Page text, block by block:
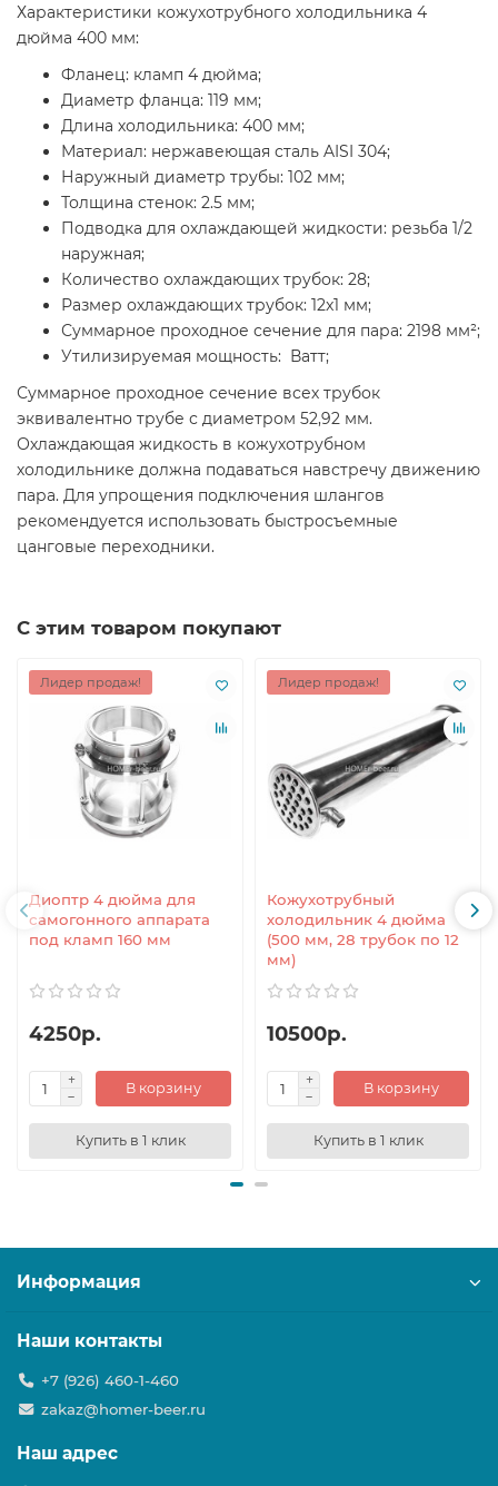
Характеристики кожухотрубного холодильника 4
дюйма 400 мм:
Фланец: кламп 4 дюйма;
Диаметр фланца: 119 мм;
Длина холодильника: 400 мм;
Материал: нержавеющая сталь AISI 304;
Наружный диаметр трубы: 102 мм;
Толщина стенок: 2.5 мм;
Подводка для охлаждающей жидкости: резьба 1/2
наружная;
Количество охлаждающих трубок: 28;
Размер охлаждающих трубок: 12x1 мм;
Суммарное проходное сечение для пара: 2198 мм²;
Утилизируемая мощность: Ватт;
Суммарное проходное сечение всех трубок
эквивалентно трубе с диаметром 52,92 мм.
Охлаждающая жидкость в кожухотрубном
холодильнике должна подаваться навстречу движению
пара. Для упрощения подключения шлангов
рекомендуется использовать быстросъемные
цанговые переходники.
С этим товаром покупают
Лидер продаж!
Диоптр 4 дюйма для
самогонного аппарата
под кламп 160 мм
4250р.
В корзину
Купить в 1 клик
Лидер продаж!
Кожухотрубный
холодильник 4 дюйма
(500 мм, 28 трубок по 12
мм)
10500р.
В корзину
Купить в 1 клик
Информация
Наши контакты
+7 (926) 460-1-460
zakaz@homer-beer.ru
Наш адрес